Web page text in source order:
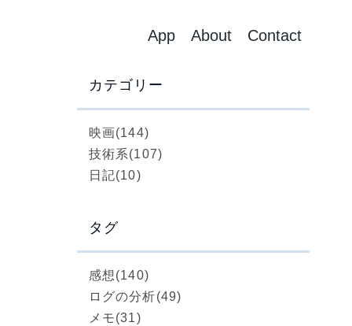
App About Contact
カテゴリー
映画(144)
技術系(107)
日記(10)
タグ
感想(140)
ログの分析(49)
メモ(31)